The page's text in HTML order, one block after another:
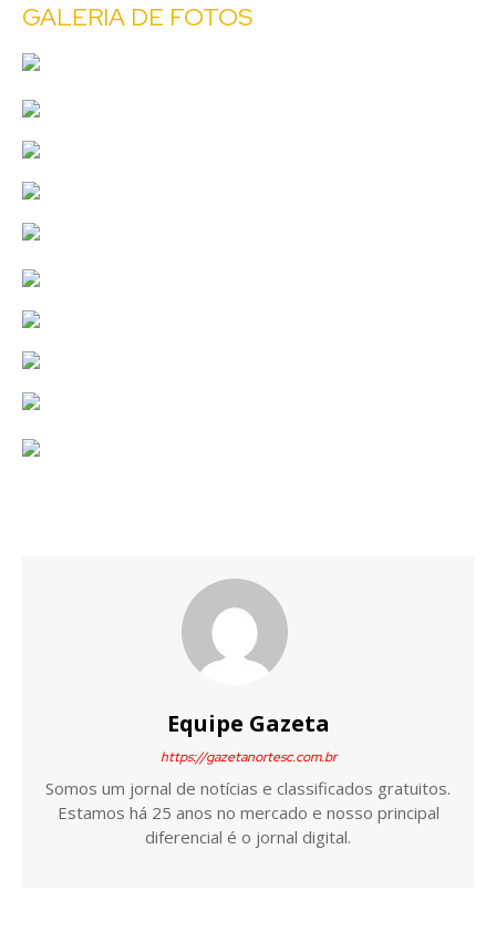
GALERIA DE FOTOS
Equipe Gazeta
https://gazetanortesc.com.br
Somos um jornal de notícias e classificados gratuitos.
Estamos há 25 anos no mercado e nosso principal
diferencial é o jornal digital.